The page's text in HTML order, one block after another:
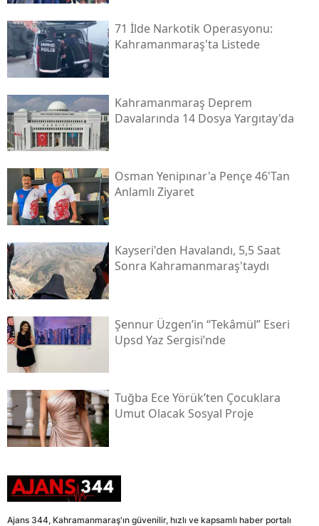
71 İlde Narkotik Operasyonu:
Kahramanmaraş'ta Listede
Kahramanmaraş Deprem
Davalarında 14 Dosya Yargıtay'da
Osman Yenipınar'a Pençe 46'tan
Anlamlı Ziyaret
Kayseri'den Havalandı, 5,5 Saat
Sonra Kahramanmaraş'taydı
Şennur Üzgen’in “tekâmül” Eseri
Upsd Yaz Sergisi’nde
Tuğba Ece Yörük’ten Çocuklara
Umut Olacak Sosyal Proje
Ajans 344, Kahramanmaraş'ın güvenilir, hızlı ve kapsamlı haber portalı